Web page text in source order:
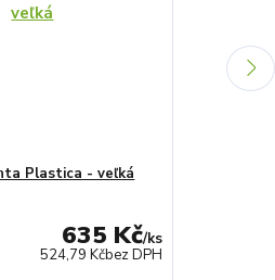
Plastica - veľká
635 Kč/ks
524,79 Kčbez DPH